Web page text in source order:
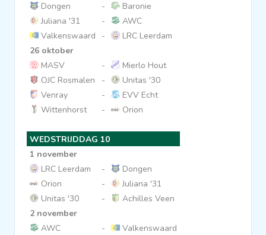
Dongen -
Baronie
Juliana '31
-
AWC
Valkenswaard
-
LRC Leerdam
26 oktober
MASV
-
Mierlo Hout
OJC Rosmalen
-
Unitas '30
Venray
-
EVV Echt
Wittenhorst
- Orion
WEDSTRIJDDAG 10
1 november
LRC Leerdam
-
Dongen
Orion
-
Juliana '31
Unitas '30
-
Achilles Veen
2 november
AWC
-
Valkenswaard